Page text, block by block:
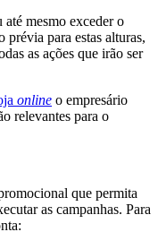
até mesmo exceder o
prévia para estas alturas,
as ações que irão ser
online o empresário
relevantes para o
que permita
as campanhas. Para